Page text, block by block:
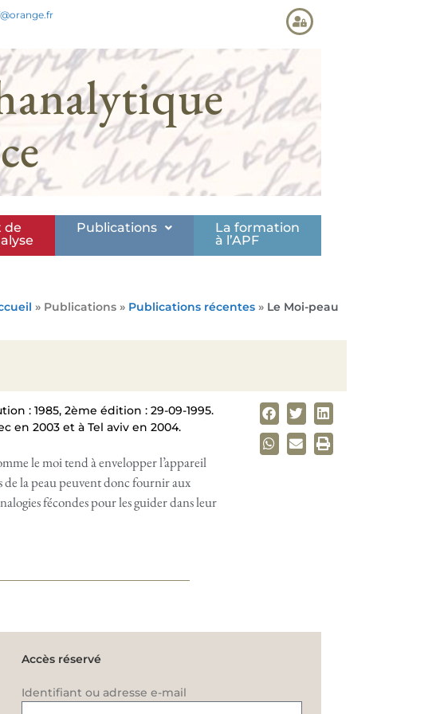
de
Publications
La formation
à l’APF
» Publications » Publications récentes » Le Moi-peau
: 1985, 2ème édition : 29-09-1995.
en 2003 et à Tel aviv en 2004.
le moi tend à envelopper l’appareil
de la peau peuvent donc fournir aux
fécondes pour les guider dans leur
Accès réservé
Identifiant ou adresse e-mail